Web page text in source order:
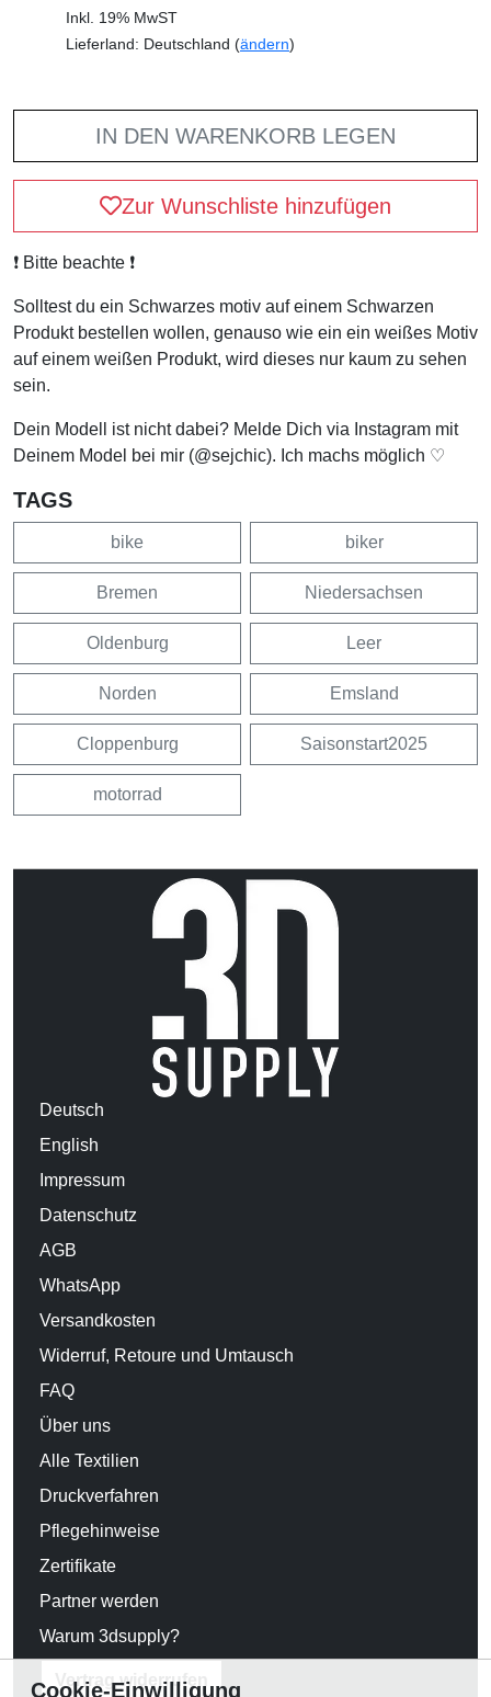
Inkl. 19% MwST
Lieferland: Deutschland (ändern)
IN DEN WARENKORB LEGEN
Zur Wunschliste hinzufügen
❗️ Bitte beachte ❗️
Solltest du ein Schwarzes motiv auf einem Schwarzen
Produkt bestellen wollen, genauso wie ein ein weißes Motiv
auf einem weißen Produkt, wird dieses nur kaum zu sehen
sein.
Dein Modell ist nicht dabei? Melde Dich via Instagram mit
Deinem Model bei mir (@sejchic). Ich machs möglich ♡
TAGS
bike biker
Bremen Niedersachsen
Oldenburg Leer
Norden Emsland
Cloppenburg Saisonstart2025
motorrad
Deutsch
English
Impressum
Datenschutz
AGB
WhatsApp
Versandkosten
Widerruf, Retoure und Umtausch
FAQ
Über uns
Alle Textilien
Druckverfahren
Pflegehinweise
Zertifikate
Partner werden
Warum 3dsupply?
Vertrag widerrufen
Cookie-Einwilligung